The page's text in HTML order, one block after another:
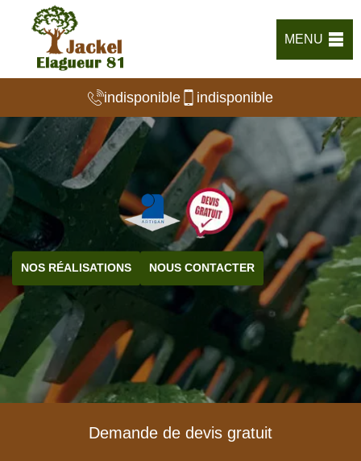
MENU
indisponible indisponible
NOS RÉALISATIONS NOUS CONTACTER
Demande de devis gratuit